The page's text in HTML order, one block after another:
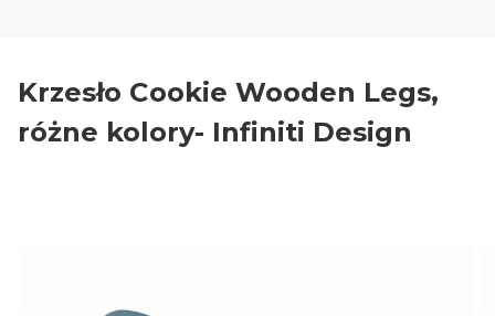
Krzesło Cookie Wooden Legs,
różne kolory- Infiniti Design